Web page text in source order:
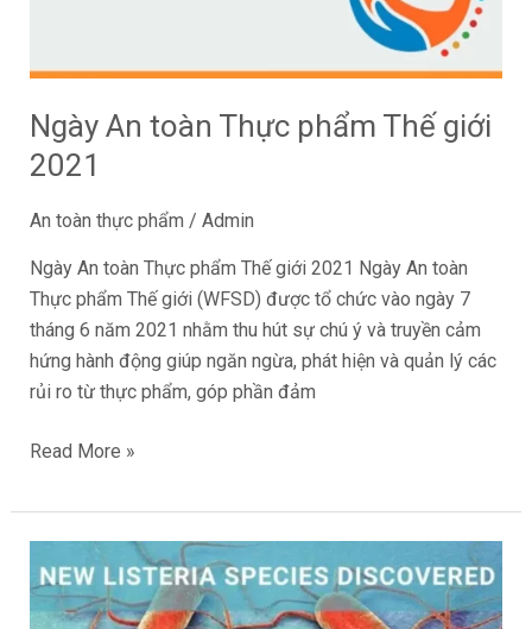
Ngày An toàn Thực phẩm Thế giới
2021
An toàn thực phẩm / Admin
Ngày An toàn Thực phẩm Thế giới 2021 Ngày An toàn
Thực phẩm Thế giới (WFSD) được tổ chức vào ngày 7
tháng 6 năm 2021 nhằm thu hút sự chú ý và truyền cảm
hứng hành động giúp ngăn ngừa, phát hiện và quản lý các
rủi ro từ thực phẩm, góp phần đảm
Read More »
Listeria
mới